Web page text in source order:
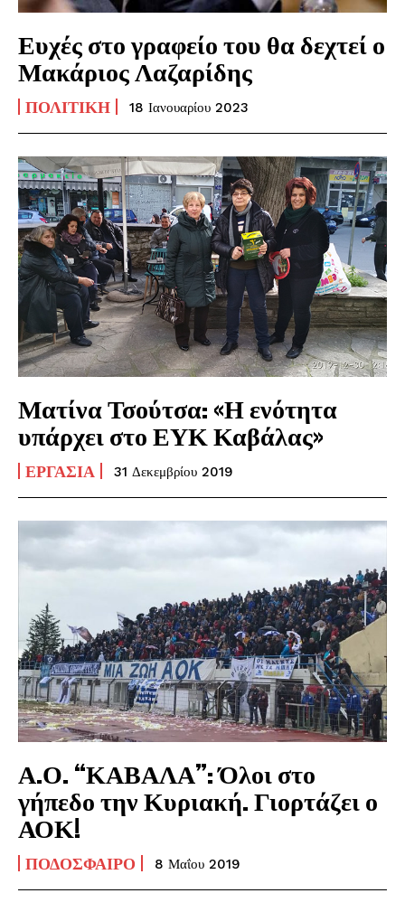
Ευχές στο γραφείο του θα δεχτεί ο
Μακάριος Λαζαρίδης
ΠΟΛΙΤΙΚΉ 18 Ιανουαρίου 2023
Ματίνα Τσούτσα: «Η ενότητα
υπάρχει στο ΕΥΚ Καβάλας»
ΕΡΓΑΣΊΑ 31 Δεκεμβρίου 2019
Α.Ο. “ΚΑΒΑΛΑ”: Όλοι στο
γήπεδο την Κυριακή. Γιορτάζει ο
ΑΟΚ!
ΠΟΔΌΣΦΑΙΡΟ 8 Μαΐου 2019